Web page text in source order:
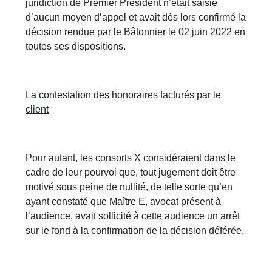
juridiction de Premier Président n’était saisie
d’aucun moyen d’appel et avait dès lors confirmé la
décision rendue par le Bâtonnier le 02 juin 2022 en
toutes ses dispositions.
La contestation des honoraires facturés par le
client
Pour autant, les consorts X considéraient dans le
cadre de leur pourvoi que, tout jugement doit être
motivé sous peine de nullité, de telle sorte qu’en
ayant constaté que Maître E, avocat présent à
l’audience, avait sollicité à cette audience un arrêt
sur le fond à la confirmation de la décision déférée.